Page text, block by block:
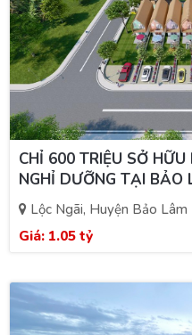
CHỈ 600 TRIỆU SỞ
NGHỈ DƯỠNG TẠI BẢO
Lộc Ngãi, Huyện Bảo Lâm
Giá: 1.05 tỷ